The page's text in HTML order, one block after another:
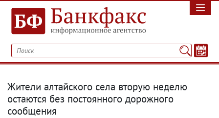
Жители алтайского села вторую неделю
остаются без постоянного дорожного
сообщения